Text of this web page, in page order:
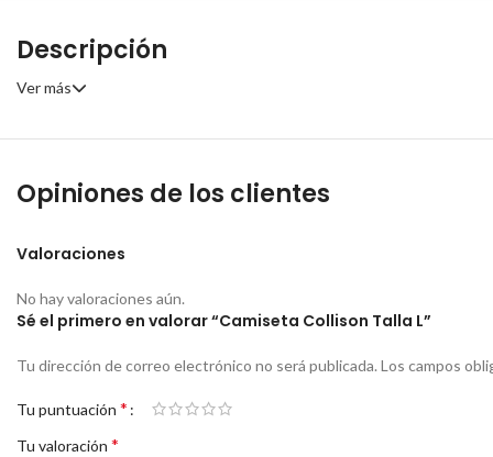
Descripción
Ver más
Opiniones de los clientes
Valoraciones
No hay valoraciones aún.
Sé el primero en valorar “Camiseta Collison Talla L”
Tu dirección de correo electrónico no será publicada. Los campos
Tu puntuación *
Tu valoración *